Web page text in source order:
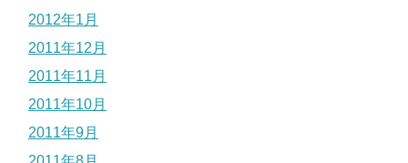
2012年1月
2011年12月
2011年11月
2011年10月
2011年9月